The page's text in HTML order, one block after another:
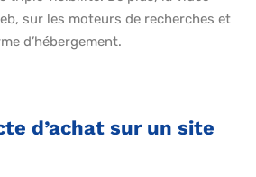
sur les moteurs de recherches et
d’hébergement.
d’achat sur un site